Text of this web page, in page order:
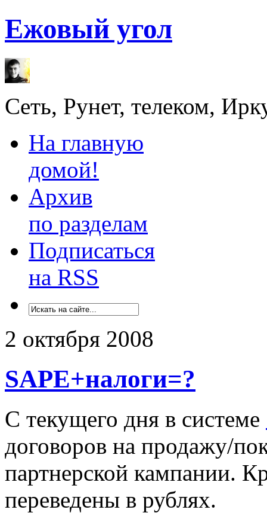
Ежовый угол
Сеть, Рунет, телеком,
На главную
домой!
Архив
по разделам
Подписаться
на RSS
2 октября 2008
SAPE+налоги=?
С текущего дня в системе
договоров на продажу/
партнерской кампании.
переведены в рублях.